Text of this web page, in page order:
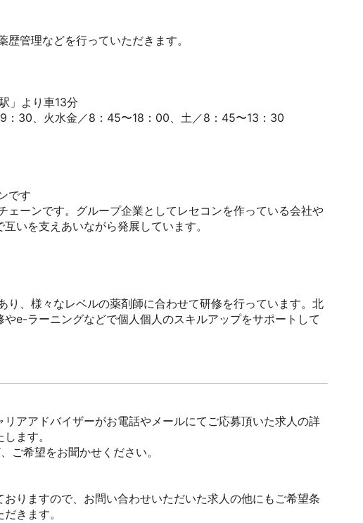
歴管理などを行っていただきます。
」より車13分
：30、火水金／8：45〜18：00、土／8：45〜13：30
です
ェーンです。グループ企業としてレセコンを作っている会社や
いを支えあいながら発展しています。
り、様々なレベルの薬剤師に合わせて研修を行っています。北
e-ラーニングなどで個人個人のスキルアップをサポートして
アアドバイザーがお電話やメールにてご応募頂いた求人の詳
ます。
希望をお聞かせください。
りますので、お問い合わせいただいた求人の他にもご希望条
きます。